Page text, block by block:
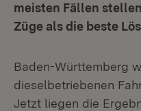
meisten Fällen
Züge als die beste
Baden-Württemberg
dieselbetriebenen
Jetzt liegen die